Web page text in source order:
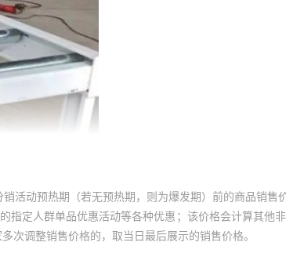
活动预热期（若无预热期，则为爆发期）前的商品销售
指定人群单品优惠活动等各种优惠；该价格会计算其他
次调整销售价格的，取当日最后展示的销售价格。